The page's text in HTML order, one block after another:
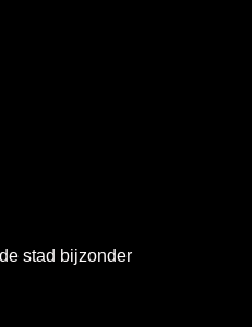
stad bijzonder